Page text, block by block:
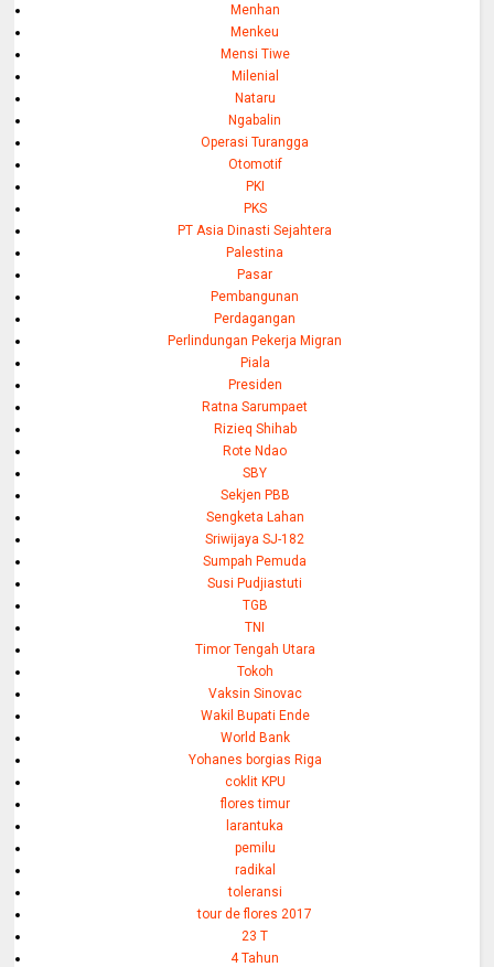
Menhan
Menkeu
Mensi Tiwe
Milenial
Nataru
Ngabalin
Operasi Turangga
Otomotif
PKI
PKS
PT Asia Dinasti Sejahtera
Palestina
Pasar
Pembangunan
Perdagangan
Perlindungan Pekerja Migran
Piala
Presiden
Ratna Sarumpaet
Rizieq Shihab
Rote Ndao
SBY
Sekjen PBB
Sengketa Lahan
Sriwijaya SJ-182
Sumpah Pemuda
Susi Pudjiastuti
TGB
TNI
Timor Tengah Utara
Tokoh
Vaksin Sinovac
Wakil Bupati Ende
World Bank
Yohanes borgias Riga
coklit KPU
flores timur
larantuka
pemilu
radikal
toleransi
tour de flores 2017
23 T
4 Tahun